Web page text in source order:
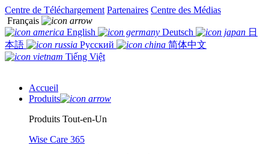
Centre de Téléchargement Partenaires Centre des Médias
Français
English
Deutsch
日
本語
Русский
简体中文
Tiếng Việt
Accueil
Produits
Produits Tout-en-Un
Wise Care 365